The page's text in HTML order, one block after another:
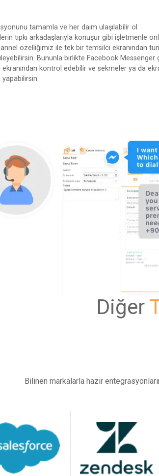
tamamla ve her daim ulaşılabilir ol.
tıpkı arkadaşlarıyla konuşur gibi işletmenle
özelliğimiz ile tek bir temsilci ekranından tüm
Bununla birlikte Facebook Messenger
kontrol edebilir ve sekmeler ya da
yapabilirsin.
Diğer
Bilinen markalarla hazır